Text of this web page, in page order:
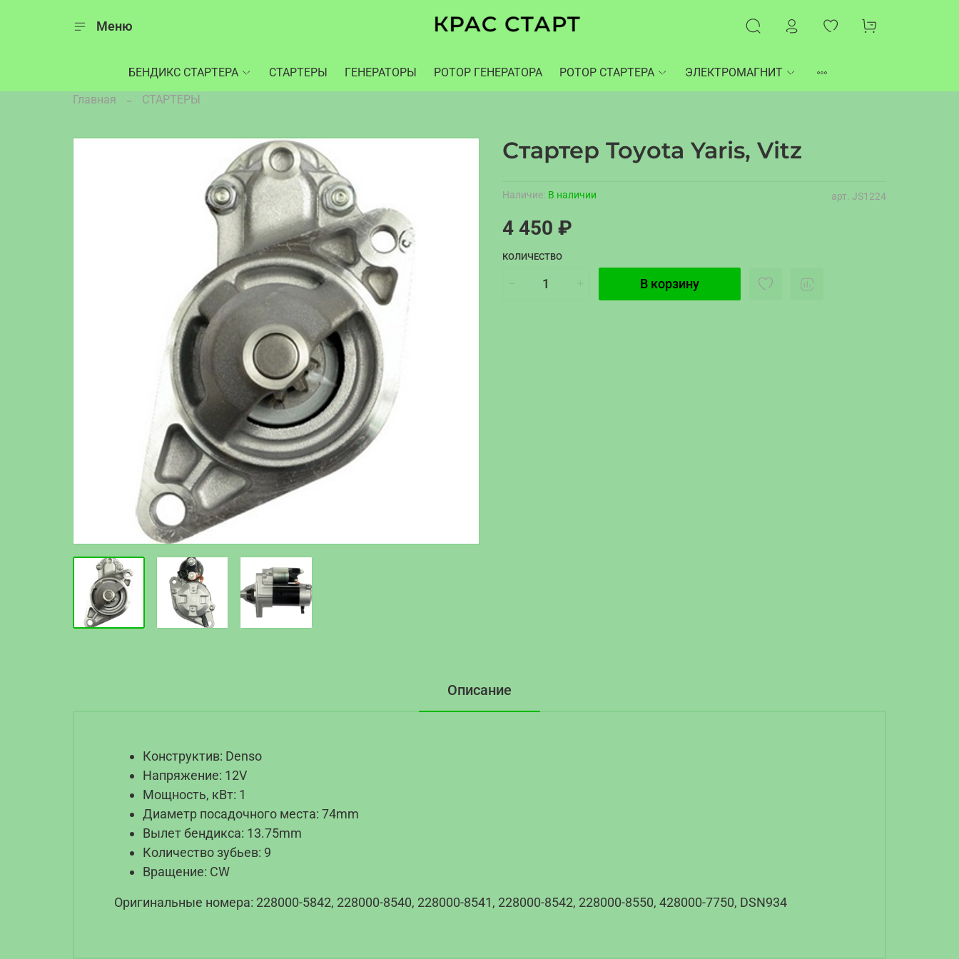
Меню
БЕНДИКС СТАРТЕРА СТАРТЕРЫ ГЕНЕРАТОРЫ РОТОР ГЕНЕРАТОРА РОТОР СТАРТЕРА
ЭЛЕКТРОМАГНИТ
Главная
СТАРТЕРЫ
арт. JS1224
Наличие: В наличии
Стартер Toyota Yaris, Vitz
4 450 ₽
КОЛИЧЕСТВО
В корзину
Описание
Конструктив: Denso
Напряжение: 12V
Мощность, кВт: 1
Диаметр посадочного места: 74mm
Вылет бендикса: 13.75mm
Количество зубьев: 9
Вращение: CW
Оригинальные номера: 228000-5842, 228000-8540, 228000-8541, 228000-8542, 228000-8550, 428000-7750, DSN934